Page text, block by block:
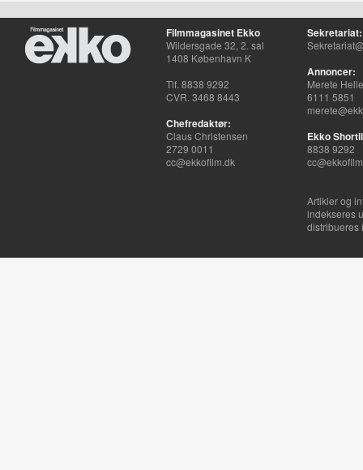
Filmmagasinet Ekko
Wildersgade 32, 2. sal
1408 København K
Tlf. 8838 9292
CVR. 3468 8443
Chefredaktør:
Claus Christensen
2729 0011
cc@ekkofilm.dk
Sekretariat:
Annoncer:
Merete
6111 5851
Ekko
8838 9292
Artikler og
indekseres
distribueres